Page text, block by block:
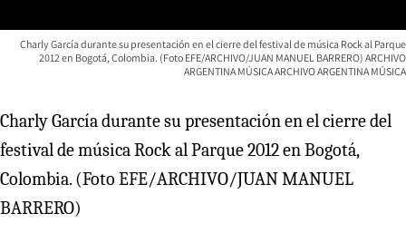
Charly García durante su presentación en el cierre del festival de música Rock al Parque
2012 en Bogotá, Colombia. (Foto EFE/ARCHIVO/JUAN MANUEL BARRERO) ARCHIVO
ARGENTINA MÚSICA ARCHIVO ARGENTINA MÚSICA
Charly García durante su presentación en el cierre del
festival de música Rock al Parque 2012 en Bogotá,
Colombia. (Foto EFE/ARCHIVO/JUAN MANUEL
BARRERO)